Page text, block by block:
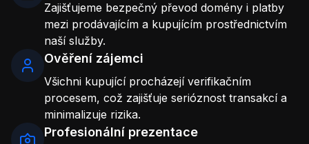
Zajišťujeme bezpečný převod domény i platby
mezi prodávajícím a kupujícím prostřednictvím
naší služby.
Ověření zájemci
Všichni kupující procházejí verifikačním
procesem, což zajišťuje serióznost transakcí a
minimalizuje rizika.
Profesionální prezentace